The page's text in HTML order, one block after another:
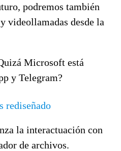
podremos también
videollamadas desde la
Microsoft está
y Telegram?
rediseñado
la interactuación con
de archivos.